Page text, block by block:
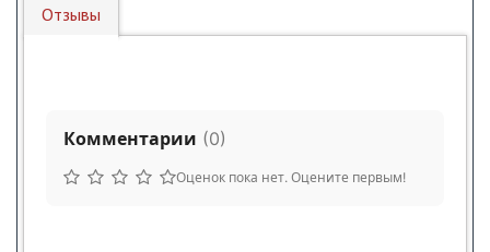
Отзывы
Комментарии (0)
Оценок пока нет. Оцените первым!